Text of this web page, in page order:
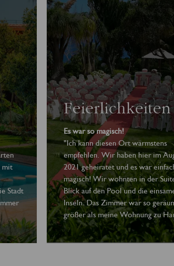
mit
Stadt
ist
Feierlichkeiten
Es war so magisch!
"Ich kann diesen Ort wärmstens
empfehlen. Wir haben hier im
2021 geheiratet und es war
magisch! Wir wohnten in der
Blick auf den Pool und die
Inseln. Das Zimmer war so
größer als meine Wohnung zu